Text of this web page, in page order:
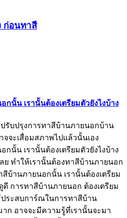
ก่อนทาสี
นั้น เรานั้นต้องเตรียมตัวยังไงบ้าง
รับปรุงการทาสีบ้านภายนอกบ้าน
จจะเสื่อมสภาพไปแล้วนั้นเอง
นั้น เรานั้นต้องเตรียมตัวยังไงบ้าง
ย ทำให้เรานั้นต้องทาสีบ้านภายนอก
บ้านภายนอกนั้น เรานั้นต้องเตรียม
ดี การทาสีบ้านภายนอก ต้องเตรียม
ประสบการ์ณในการทาสีบ้าน
ก อาจจะมีความรู้ที่เรานั้นจะมา